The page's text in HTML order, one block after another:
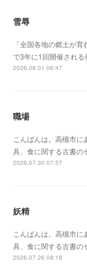
雪辱
「全国各地の郷土が
で3年に1回開催される
2026.08.01 06:47
職場
こんばんは。高槻市
具、食に関する古書の
2026.07.30 07:57
妖精
こんばんは。高槻市
具、食に関する古書の
2026.07.26 08:18